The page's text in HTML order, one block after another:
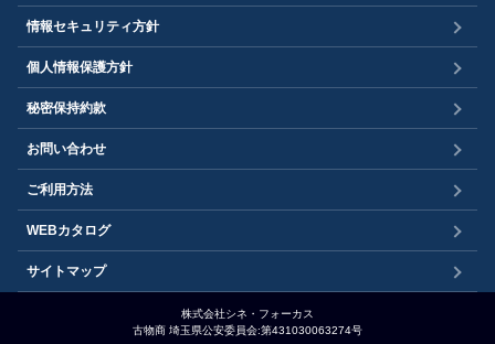
情報セキュリティ方針
個人情報保護方針
秘密保持約款
お問い合わせ
ご利用方法
WEBカタログ
サイトマップ
株式会社シネ・フォーカス
古物商 埼玉県公安委員会:第431030063274号